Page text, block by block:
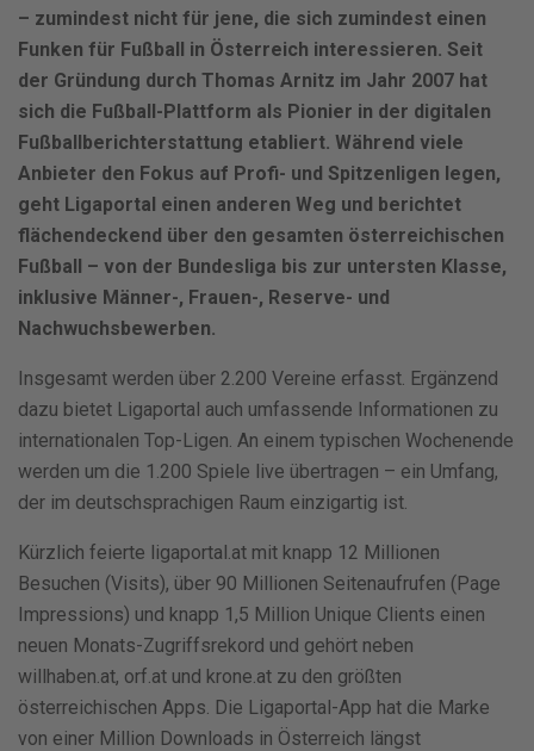
– zumindest nicht für jene, die sich zumindest einen
Funken für Fußball in Österreich interessieren. Seit
der Gründung durch Thomas Arnitz im Jahr 2007 hat
sich die Fußball-Plattform als Pionier in der digitalen
Fußballberichterstattung etabliert. Während viele
Anbieter den Fokus auf Profi- und Spitzenligen legen,
geht Ligaportal einen anderen Weg und berichtet
flächendeckend über den gesamten österreichischen
Fußball – von der Bundesliga bis zur untersten Klasse,
inklusive Männer-, Frauen-, Reserve- und
Nachwuchsbewerben.
Insgesamt werden über 2.200 Vereine erfasst. Ergänzend
dazu bietet Ligaportal auch umfassende Informationen zu
internationalen Top-Ligen. An einem typischen Wochenende
werden um die 1.200 Spiele live übertragen – ein Umfang,
der im deutschsprachigen Raum einzigartig ist.
Kürzlich feierte ligaportal.at mit knapp 12 Millionen
Besuchen (Visits), über 90 Millionen Seitenaufrufen (Page
Impressions) und knapp 1,5 Million Unique Clients einen
neuen Monats-Zugriffsrekord und gehört neben
willhaben.at, orf.at und krone.at zu den größten
österreichischen Apps. Die Ligaportal-App hat die Marke
von einer Million Downloads in Österreich längst